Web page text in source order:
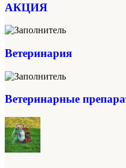
АКЦИЯ
Ветеринария
Ветеринарные